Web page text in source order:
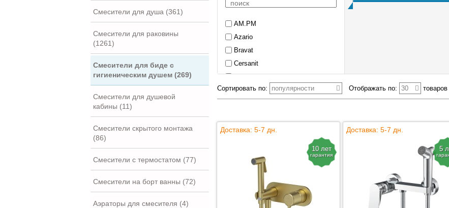
Смесители для душа (361)
Смесители для раковины
(1261)
Смесители для биде с
гигиеническим душем (269)
Смесители для душевой
кабины (11)
Смесители скрытого монтажа
(86)
Смесители с термостатом (77)
Смесители на борт ванны (72)
Аэраторы для смесителя (4)
AM.PM
Azario
Bravat
Cersanit
CEZARES
Decoroom
Grohe
Lemark
Сортировать по: популярности Отображать по: 30 товаров
Доставка: 5-7 дн.
10 лет
гарантия
Доставка: 5-7 дн.
5